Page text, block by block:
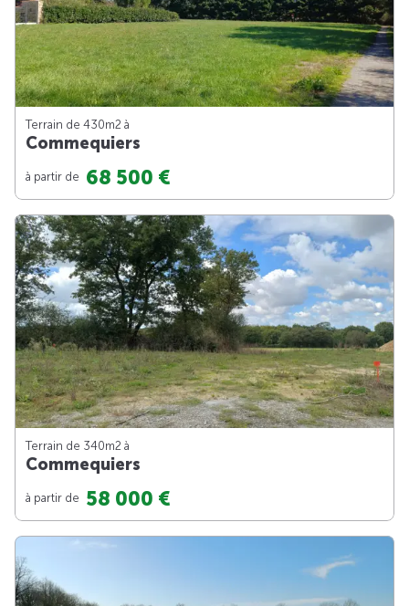
Terrain de 430m2 à
Commequiers
à partir de 68 500 €
Terrain de 340m2 à
Commequiers
à partir de 58 000 €